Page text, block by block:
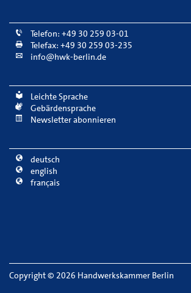
Telefon: +49 30 259 03-01
Telefax: +49 30 259 03-235
info@hwk-berlin.de
Leichte Sprache
Gebärdensprache
Newsletter abonnieren
deutsch
english
français
Copyright© 2026 Handwerkskammer Berlin